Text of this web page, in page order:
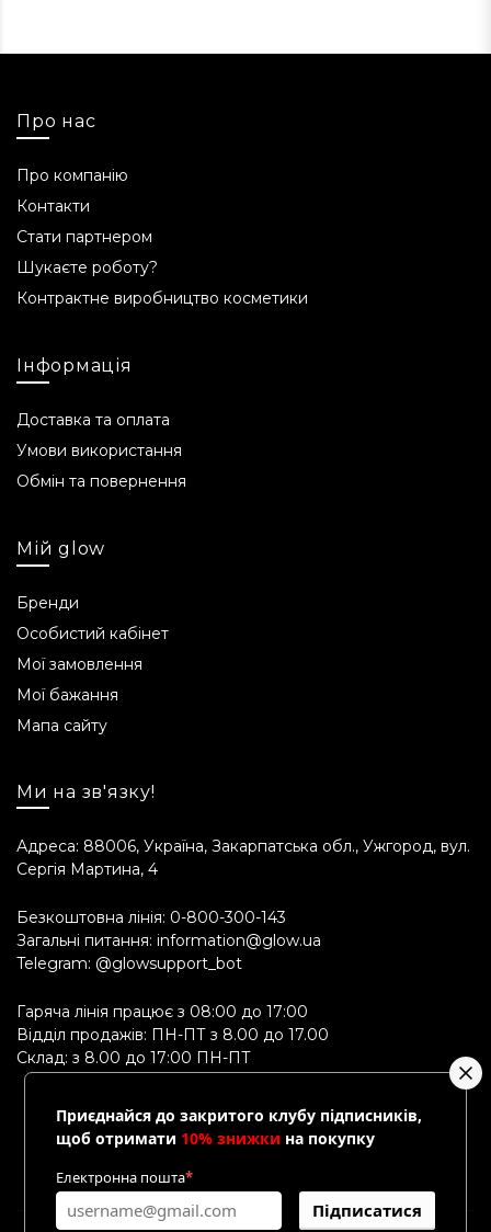
Про нас
Про компанію
Контакти
Стати партнером
Шукаєте роботу?
Контрактне виробництво косметики
Інформація
Доставка та оплата
Умови використання
Обмін та повернення
Мій glow
Бренди
Особистий кабінет
Мої замовлення
Мої бажання
Мапа сайту
Ми на зв'язку!
Адреса: 88006, Україна, Закарпатська обл., Ужгород, вул.
Сергія Мартина, 4
Безкоштовна лінія: 0-800-300-143
Загальні питання: information@glow.ua
Telegram: @glowsupport_bot
Гаряча лінія працює з 08:00 до 17:00
Відділ продажів: ПН-ПТ з 8.00 до 17.00
Склад: з 8.00 до 17:00 ПН-ПТ
Приєднайся до закритого клубу підписників,
щоб отримати 10% знижки на покупку
Електронна пошта*
Підписатися